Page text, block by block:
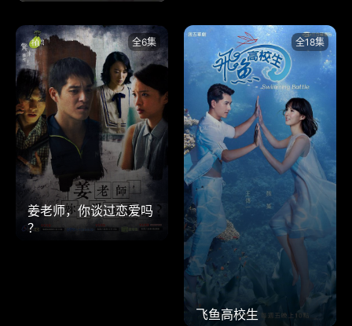
全6集
姜老师，你谈过恋爱吗
？
全18集
飞鱼高校生